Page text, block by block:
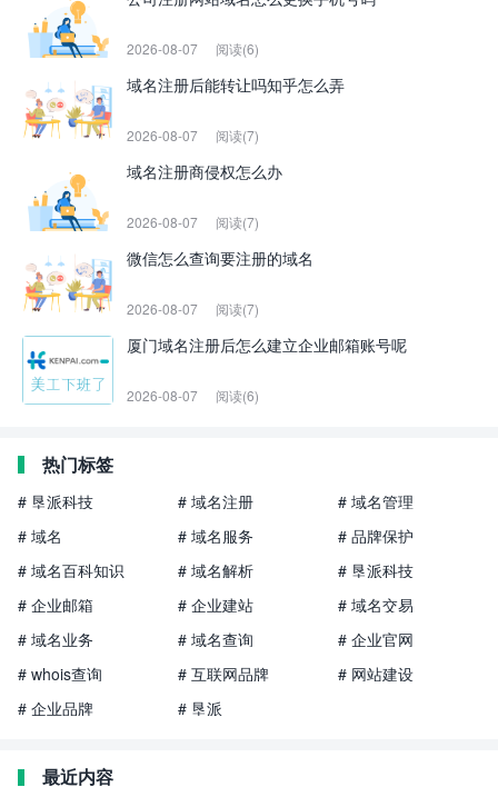
2026-08-07 阅读(6)
域名注册后能转让吗知乎怎么弄
2026-08-07 阅读(7)
域名注册商侵权怎么办
2026-08-07 阅读(7)
微信怎么查询要注册的域名
2026-08-07 阅读(7)
厦门域名注册后怎么建立企业邮箱账号呢
2026-08-07 阅读(6)
热门标签
# 垦派科技 # 域名注册
# 域名管理
# 域名
# 域名服务
# 品牌保护
# 域名百科知识
# 域名解析
# 垦派科技
# 企业邮箱
# 企业建站
# 域名交易
# 域名业务
# 域名查询
# 企业官网
# whois查询
# 互联网品牌
# 网站建设
# 企业品牌
# 垦派
最近内容